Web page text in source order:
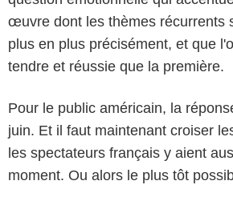
œuvre dont les thèmes récurrents
plus en plus précisément, et que
tendre et réussie que la première.
Pour le public américain, la
juin. Et il faut maintenant croiser
les spectateurs français y aient
moment. Ou alors le plus tôt